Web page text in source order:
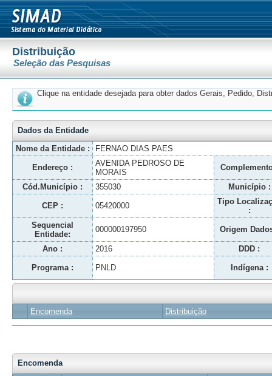
Distribuição
Seleção das Pesquisas
Clique na entidade desejada para obter dados Gerais, Pedido,
Dados da Entidade
Nome da Entidade :
FERNAO DIAS PAES
Endereço :
AVENIDA PEDROSO DE
MORAIS
Cód.Município : 355030 Município :
CEP : 05420000
Tipo
:
Sequencial
Entidade:
000000197950 Origem
Ano : 2016 DDD :
Programa : PNLD Indígena :
Encomenda Distribuição
Encomenda